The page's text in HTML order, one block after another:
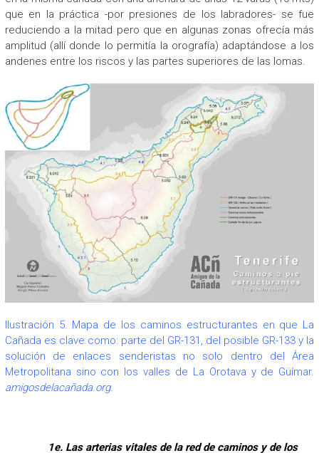
que en la práctica -por presiones de los labradores- se fue
reduciendo a la mitad pero que en algunas zonas ofrecía más
amplitud (allí donde lo permitía la orografía) adaptándose a los
andenes entre los riscos y las partes superiores de las lomas.
Ilustración 5. Mapa de los caminos estructurantes en que La
Cañada es clave como: parte del GR-131, del posible GR-133 y la
solución de enlaces senderistas no solo dentro del Área
Metropolitana sino con los valles de La Orotava y de Güímar.
amigosdelacañada.org.
1e. Las arterias vitales de la red de caminos y de los